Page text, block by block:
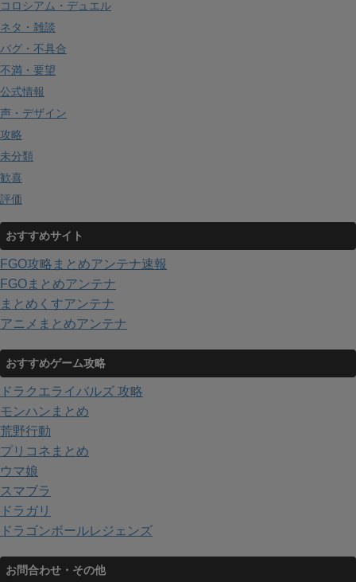
コロシアム・デュエル
ネタ・雑談
バグ・不具合
不満・要望
公式情報
声・デザイン
攻略
未分類
歓喜
評価
おすすめサイト
FGO攻略まとめアンテナ速報
FGOまとめアンテナ
まとめくすアンテナ
アニメまとめアンテナ
おすすめゲーム攻略
ドラクエライバルズ 攻略
モンハンまとめ
荒野行動
プリコネまとめ
ウマ娘
スマブラ
ドラガリ
ドラゴンボールレジェンズ
お問合わせ・その他